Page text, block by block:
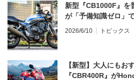
新型『CB1000F』を
が「予備知識ゼロ」
2026/6/10 トピックス
【新型】大人にもお
『CBR400R』が